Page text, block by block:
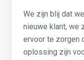
We zijn blij dat
nieuwe klant, we
ervoor te zorgen
oplossing zijn